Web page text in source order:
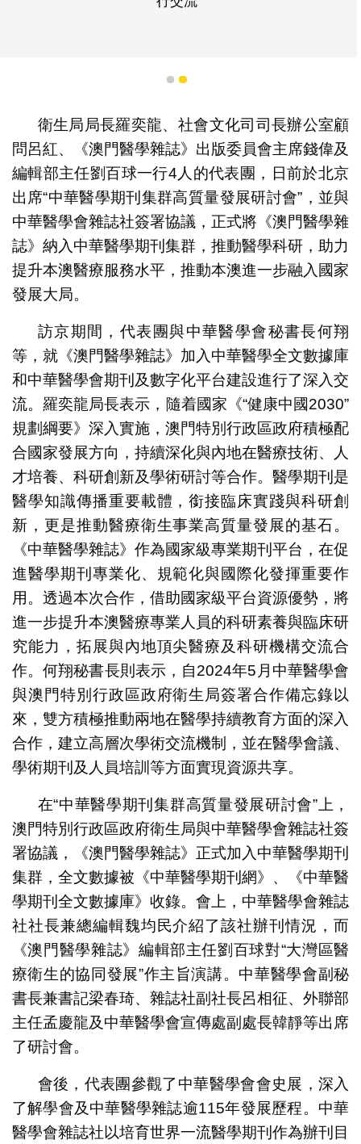
1 2
衛生局局長羅奕龍、社會文化司司長辦公室顧
問呂紅、《澳門醫學雜誌》出版委員會主席錢偉及
編輯部主任劉百球一行4人的代表團，日前於北京
出席“中華醫學期刊集群高質量發展研討會”，並與
中華醫學會雜誌社簽署協議，正式將《澳門醫學雜
誌》納入中華醫學期刊集群，推動醫學科研，助力
提升本澳醫療服務水平，推動本澳進一步融入國家
發展大局。
訪京期間，代表團與中華醫學會秘書長何翔
等，就《澳門醫學雜誌》加入中華醫學全文數據庫
和中華醫學會期刊及數字化平台建設進行了深入交
流。羅奕龍局長表示，隨着國家《“健康中國2030”
規劃綱要》深入實施，澳門特別行政區政府積極配
合國家發展方向，持續深化與內地在醫療技術、人
才培養、科研創新及學術研討等合作。醫學期刊是
醫學知識傳播重要載體，銜接臨床實踐與科研創
新，更是推動醫療衛生事業高質量發展的基石。
《中華醫學雜誌》作為國家級專業期刊平台，在促
進醫學期刊專業化、規範化與國際化發揮重要作
用。透過本次合作，借助國家級平台資源優勢，將
進一步提升本澳醫療專業人員的科研素養與臨床研
究能力，拓展與內地頂尖醫療及科研機構交流合
作。何翔秘書長則表示，自2024年5月中華醫學會
與澳門特別行政區政府衛生局簽署合作備忘錄以
來，雙方積極推動兩地在醫學持續教育方面的深入
合作，建立高層次學術交流機制，並在醫學會議、
學術期刊及人員培訓等方面實現資源共享。
在“中華醫學期刊集群高質量發展研討會”上，
澳門特別行政區政府衛生局與中華醫學會雜誌社簽
署協議，《澳門醫學雜誌》正式加入中華醫學期刊
集群，全文數據被《中華醫學期刊網》、《中華醫
學期刊全文數據庫》收錄。會上，中華醫學會雜誌
社社長兼總編輯魏均民介紹了該社辦刊情況，而
《澳門醫學雜誌》編輯部主任劉百球對“大灣區醫
療衛生的協同發展”作主旨演講。中華醫學會副秘
書長兼書記梁春琦、雜誌社副社長呂相征、外聯部
主任孟慶龍及中華醫學會宣傳處副處長韓靜等出席
了研討會。
會後，代表團參觀了中華醫學會會史展，深入
了解學會及中華醫學雜誌逾115年發展歷程。中華
醫學會雜誌社以培育世界一流醫學期刊作為辦刊目